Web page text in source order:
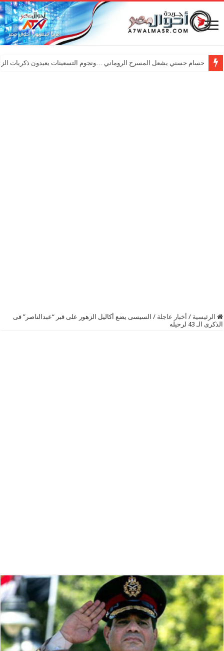
حسام حسني يشعل المسرح الروماني …ونجوم التسعينات يعيدون ذكريات
الرئيسية / أخبار عاجلة / السيسى يضع أكاليل الزهور على قبر “عبدالناصر” فى
الذكرى الـ 43 لرحيله